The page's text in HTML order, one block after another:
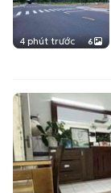
4 phút trước 6